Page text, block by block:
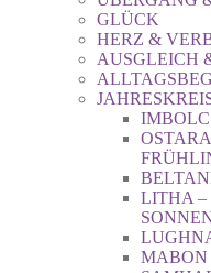
GLÜCK
HERZ &
AUSGLEICH
LITHA –
MABON